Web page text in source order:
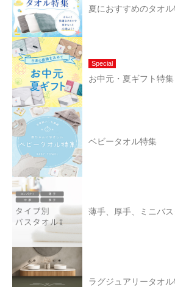
夏におすすめのタオ
Special
お中元・夏ギフト特集
ベビータオル特集
薄手、厚手、ミニバ
ラグジュアリータオ